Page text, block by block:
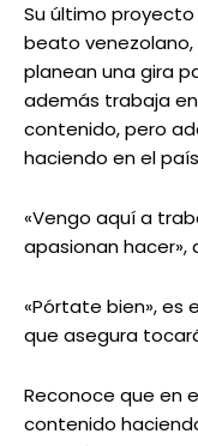
Su último
beato venezolano,
planean una gira
además trabaja
contenido, pero
haciendo en el
«Vengo aquí a
apasionan hacer»,
«Pórtate bien», es
que asegura
Reconoce que en
contenido